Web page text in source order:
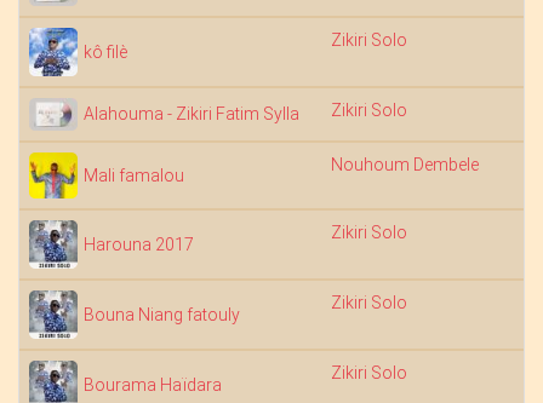
kô filè
Zikiri Solo
Alahouma - Zikiri Fatim Sylla Zikiri Solo
Mali famalou
Nouhoum Dembele
Harouna 2017
Zikiri Solo
Bouna Niang fatouly
Zikiri Solo
Bourama Haïdara
Zikiri Solo